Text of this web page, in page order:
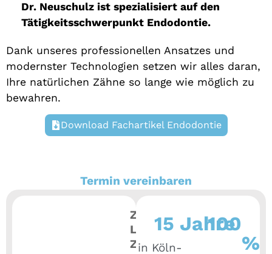
Dr. Neuschulz ist spezialisiert auf den
Tätigkeitsschwerpunkt Endodontie.
Dank unseres professionellen Ansatzes und
modernster Technologien setzen wir alles daran,
Ihre natürlichen Zähne so lange wie möglich zu
bewahren.
Download Fachartikel Endodontie
Termin vereinbaren
Zahnarztpraxis
Lebensqualität
Zähne,
in Köln-
15 Jahre
100
%